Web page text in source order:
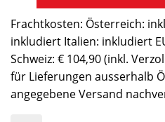
Frachtkosten: Österreich:
inkludiert Italien: inkludiert
Schweiz: € 104,90 (inkl.
für Lieferungen ausserhalb
angegebene Versand